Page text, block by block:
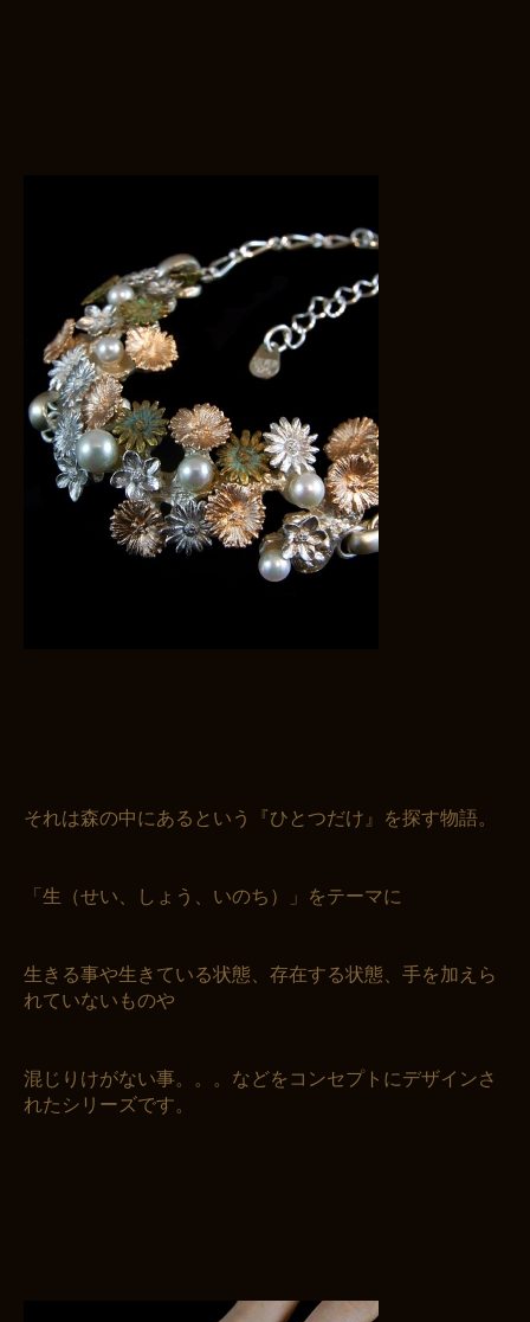
それは森の中にあるという『ひとつだけ』を探す物語。
「生（せい、しょう、いのち）」をテーマに
生きる事や生きている状態、存在する状態、手を加えら
れていないものや
混じりけがない事。。。などをコンセプトにデザインさ
れたシリーズです。